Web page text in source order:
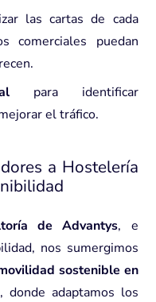
las cartas de cada
comerciales puedan
para identificar
el tráfico.
a Hostelería
de Advantys, e
nos sumergimos
sostenible en
, donde adaptamos los